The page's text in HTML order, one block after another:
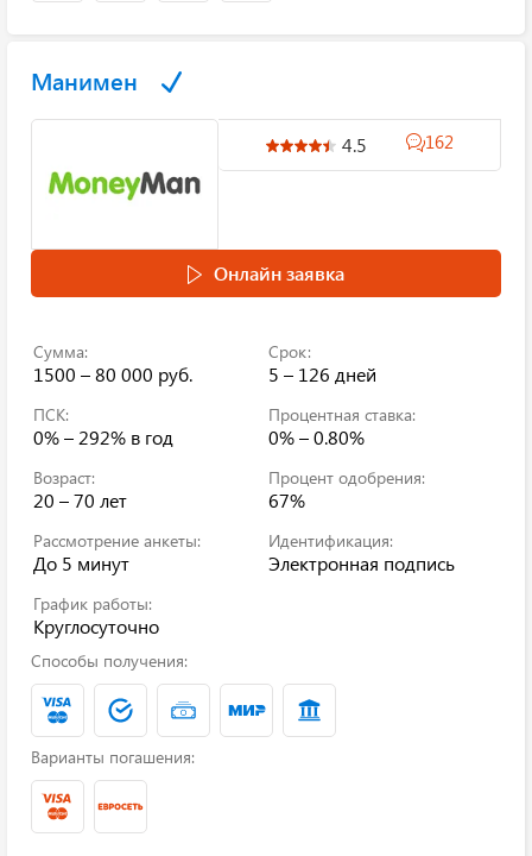
Манимен
4.5 162
Онлайн заявка
Сумма:
1500 – 80 000 руб.
Срок:
5 – 126 дней
ПСК:
0% – 292% в год
Процентная ставка:
0% – 0.80%
Возраст:
20 – 70 лет
Процент одобрения:
67%
Рассмотрение анкеты:
До 5 минут
Идентификация:
Электронная подпись
График работы:
Круглосуточно
Способы получения:
Варианты погашения: